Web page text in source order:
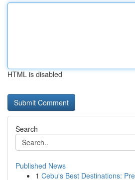
HTML is disabled
Search
Published News
1 Cebu's Best Destinations: